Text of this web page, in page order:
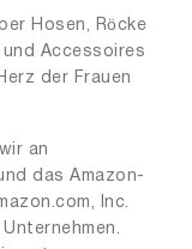
Hosen, Röcke
Accessoires
der Frauen
an
das Amazon-
Inc.